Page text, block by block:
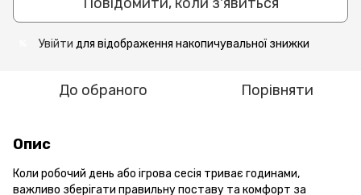
Увійти для відображення накопичувальної знижки
До обраного Порівняти
Опис
Коли робочий день або ігрова сесія триває годинами,
важливо зберігати правильну поставу та комфорт за